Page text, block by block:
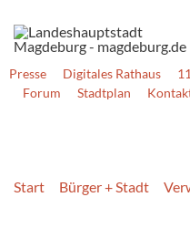
Presse Digitales Rathaus
Forum
Stadtplan
Start Bürger + Stadt